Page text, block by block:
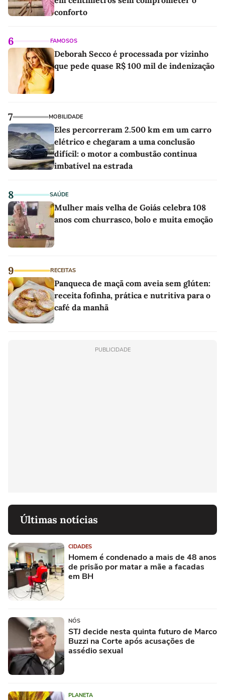
conforto
6 FAMOSOS
Deborah Secco é processada por vizinho
que pede quase R$ 100 mil de indenização
7 MOBILIDADE
Eles percorreram 2.500 km em um carro
elétrico e chegaram a uma conclusão
difícil: o motor a combustão continua
imbatível na estrada
8 SAÚDE
Mulher mais velha de Goiás celebra 108
anos com churrasco, bolo e muita emoção
9 RECEITAS
Panqueca de maçã com aveia sem glúten:
receita fofinha, prática e nutritiva para o
café da manhã
PUBLICIDADE
Últimas notícias
CIDADES
Homem é condenado a mais de 48 anos
de prisão por matar a mãe a facadas
em BH
NÓS
STJ decide nesta quinta futuro de Marco
Buzzi na Corte após acusações de
assédio sexual
PLANETA